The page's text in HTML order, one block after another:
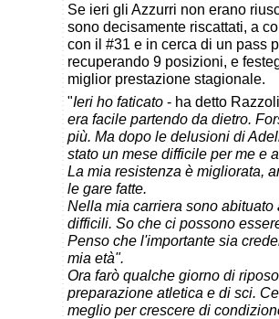
Se ieri gli Azzurri non erano
sono decisamente riscattati, a
con il #31 e in cerca di un pass
recuperando 9 posizioni, e
miglior prestazione stagionale.
"Ieri ho faticato - ha detto
era facile partendo da dietro.
più. Ma dopo le delusioni di
stato un mese difficile per me e
La mia resistenza è migliorata,
le gare fatte.
Nella mia carriera sono
difficili. So che ci possono
Penso che l'importante sia
mia età".
Ora farò qualche giorno di
preparazione atletica e di sci.
meglio per crescere di